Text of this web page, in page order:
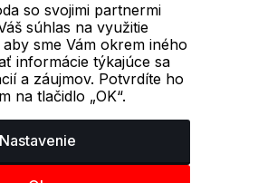
270 055
|Ďalšie informácie|Spracovanie
so svojimi partnermi
súhlas na využitie
sme Vám okrem iného
informácie týkajúce sa
a záujmov. Potvrdíte ho
na tlačidlo „OK“.
Nastavenie